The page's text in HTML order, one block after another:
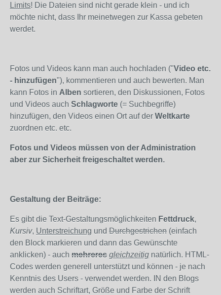
Limits! Die Dateien sind nicht gerade klein - und ich
möchte nicht, dass Ihr meinetwegen zur Kassa gebeten
werdet.
Fotos und Videos kann man auch hochladen ("Video etc.
- hinzufügen"), kommentieren und auch bewerten. Man
kann Fotos in Alben sortieren, den Diskussionen, Fotos
und Videos auch Schlagworte (= Suchbegriffe)
hinzufügen, den Videos einen Ort auf der Weltkarte
zuordnen etc. etc.
Fotos und Videos müssen von der Administration
aber zur Sicherheit freigeschaltet werden.
Gestaltung der Beiträge:
Es gibt die Text-Gestaltungsmöglichkeiten Fettdruck,
Kursiv, Unterstreichung und Durchgestrichen (einfach
den Block markieren und dann das Gewünschte
anklicken) - auch mehreres gleichzeitig natürlich. HTML-
Codes werden generell unterstützt und können - je nach
Kenntnis des Users - verwendet werden. IN den Blogs
werden auch Schriftart, Größe und Farbe der Schrift